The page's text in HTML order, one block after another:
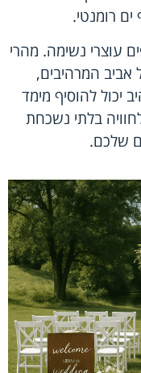
ים רומנטי.
עוצרי נשימה. מהרי
אביב המרהיבים,
יכול להוסיף מימד
בלתי נשכחת
שלכם.